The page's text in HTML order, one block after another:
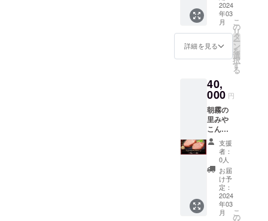
を各種
化粧箱
に梱包
致しま
す。 ■
り冷凍
保存で
30日
〒885-
0003 宮
崎県都
城市高
木町
6316番
(朝霧の
こん
じょ敷
地内) 電
話：
0986-
38-
1129 発
送の際
は『ト
レーに
入った
状態』
を各種
化粧箱
に梱包
2024
年03
月
詳細を見る
こ
の
リ
タ
ー
ン
を
選
択
す
る
40,
000 円
朝霧の
里みや
こん
じょ(直
売所
ATOM)
より発
送致し
ます。
〒885-
0003 宮
崎県都
支援
者：
0人
お届
け予
定：
2024
年03
月
こ
の